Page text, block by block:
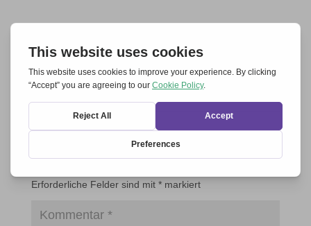
Einen Kommentar abschicken
Erforderliche Felder sind mit *markiert